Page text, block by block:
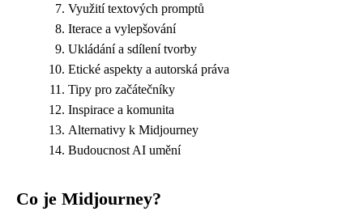
Využití textových promptů
Iterace a vylepšování
Ukládání a sdílení tvorby
Etické aspekty a autorská práva
Tipy pro začátečníky
Inspirace a komunita
Alternativy k Midjourney
Budoucnost AI umění
Co je Midjourney?